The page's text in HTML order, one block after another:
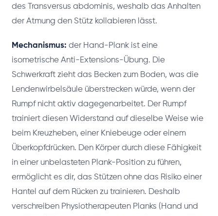
des Transversus abdominis, weshalb das Anhalten
der Atmung den Stütz kollabieren lässt.
Mechanismus: der Hand-Plank ist eine
isometrische Anti-Extensions-Übung. Die
Schwerkraft zieht das Becken zum Boden, was die
Lendenwirbelsäule überstrecken würde, wenn der
Rumpf nicht aktiv dagegenarbeitet. Der Rumpf
trainiert diesen Widerstand auf dieselbe Weise wie
beim Kreuzheben, einer Kniebeuge oder einem
Überkopfdrücken. Den Körper durch diese Fähigkeit
in einer unbelasteten Plank-Position zu führen,
ermöglicht es dir, das Stützen ohne das Risiko einer
Hantel auf dem Rücken zu trainieren. Deshalb
verschreiben Physiotherapeuten Planks (Hand und